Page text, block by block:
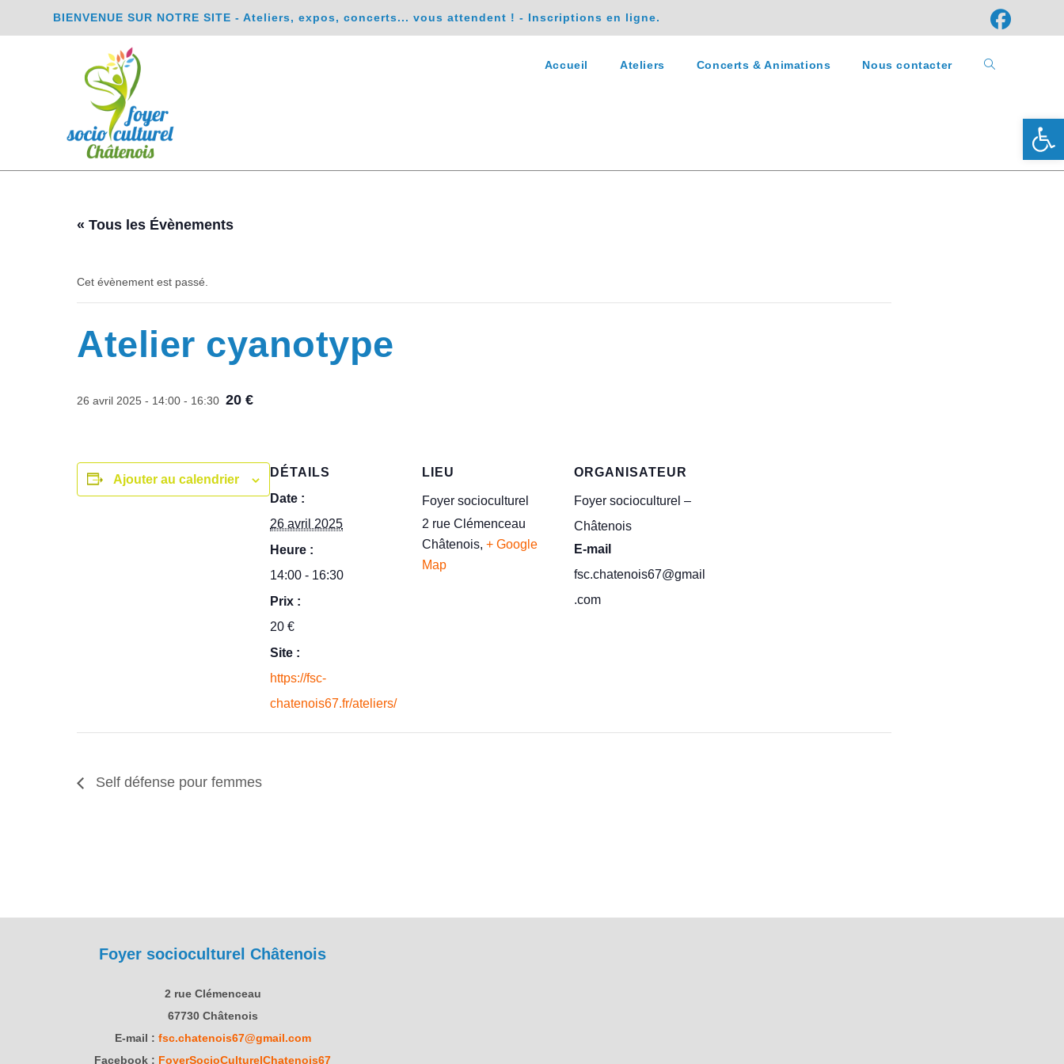
BIENVENUE SUR NOTRE SITE - Ateliers, expos, concerts... vous attendent ! - Inscriptions en ligne.
Accueil Ateliers Concerts & Animations Nous contacter
« Tous les Évènements
Cet évènement est passé.
Atelier cyanotype
26 avril 2025 - 14:00 - 16:30 20 €
Ajouter au calendrier
DÉTAILS
Date :
26 avril 2025
Heure :
14:00 - 16:30
Prix :
20 €
Site :
https://fsc-
chatenois67.fr/ateliers/
LIEU
Foyer socioculturel
2 rue Clémenceau
Châtenois, + Google
Map
ORGANISATEUR
Foyer socioculturel –
Châtenois
E-mail
fsc.chatenois67@gmail
.com
Self défense pour femmes
Foyer socioculturel Châtenois
2 rue Clémenceau
67730 Châtenois
E-mail : fsc.chatenois67@gmail.com
Facebook : FoyerSocioCulturelChatenois67